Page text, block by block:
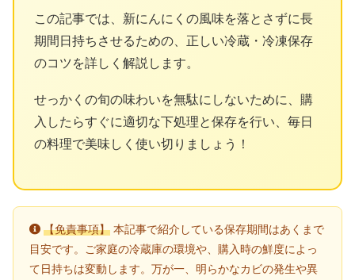
この記事では、新にんにくの風味を落とさずに長
期間日持ちさせるための、正しい冷蔵・冷凍保存
のコツを詳しく解説します。
せっかくの旬の味わいを無駄にしないために、購
入したらすぐに適切な下処理と保存を行い、毎日
の料理で美味しく使い切りましょう！
【免責事項】 本記事で紹介している保存期間はあくまで
目安です。ご家庭の冷蔵庫の環境や、購入時の鮮度によっ
て日持ちは変動します。万が一、明らかなカビの発生や異